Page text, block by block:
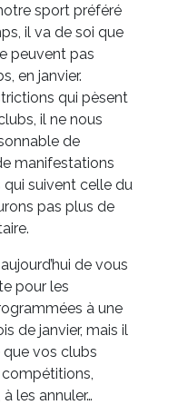
sport préféré
il va de soi que
peuvent pas
en janvier.
qui pèsent
il ne nous
de
manifestations
suivent celle du
pas plus de
de vous
pour les
à une
de janvier, mais il
vos clubs
les annuler…